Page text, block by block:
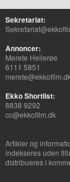
Sekretariat:
Annoncer:
Merete Hellerøe
6111 5851
Ekko Shortlist:
8838 9292
cc@ekkofilm.dk
Artikler og
indekseres uden
distribueres i